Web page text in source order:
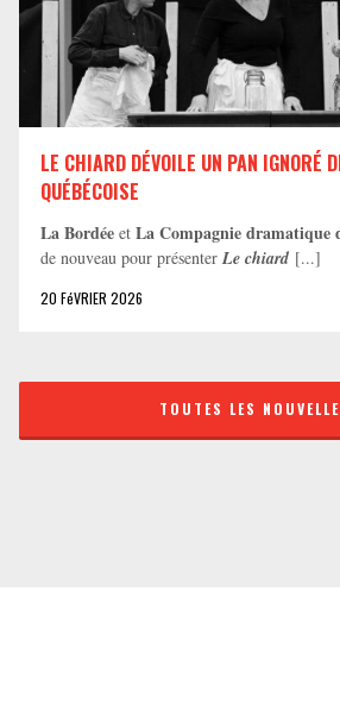
LE CHIARD DÉVOILE UN PAN IGNORÉ
QUÉBÉCOISE
La Bordée et La Compagnie dramatique
de nouveau pour présenter Le chiard [...]
20 FéVRIER 2026
TOUTES LES